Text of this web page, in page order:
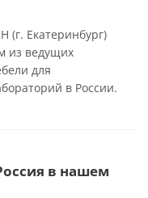
(г. Екатеринбург)
из ведущих
для
в России.
в нашем